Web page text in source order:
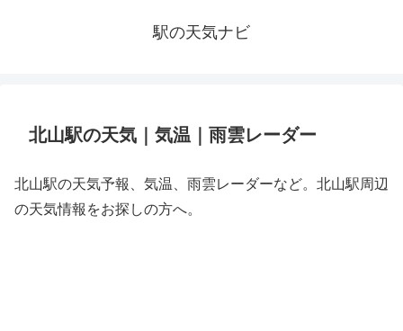
駅の天気ナビ
北山駅の天気｜気温｜雨雲レーダー
北山駅の天気予報、気温、雨雲レーダーなど。北山駅周辺
の天気情報をお探しの方へ。